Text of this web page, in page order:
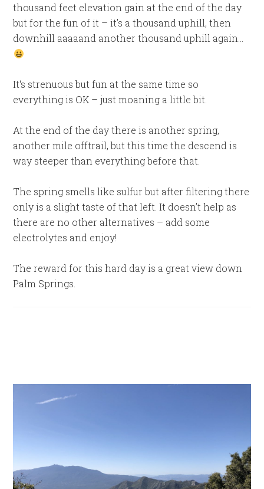
thousand feet elevation gain at the end of the day
but for the fun of it – it’s a thousand uphill, then
downhill aaaaand another thousand uphill again…
It‘s strenuous but fun at the same time so
everything is OK – just moaning a little bit.
At the end of the day there is another spring,
another mile offtrail, but this time the descend is
way steeper than everything before that.
The spring smells like sulfur but after filtering there
only is a slight taste of that left. It doesn’t help as
there are no other alternatives – add some
electrolytes and enjoy!
The reward for this hard day is a great view down
Palm Springs.